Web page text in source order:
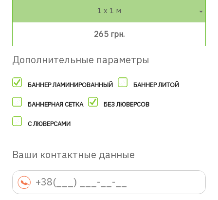
1 х 1 м
265 грн.
Дополнительные параметры
БАННЕР ЛАМИНИРОВАННЫЙ БАННЕР ЛИТОЙ
БАННЕРНАЯ СЕТКА БЕЗ ЛЮВЕРСОВ
С ЛЮВЕРСАМИ
Ваши контактные данные